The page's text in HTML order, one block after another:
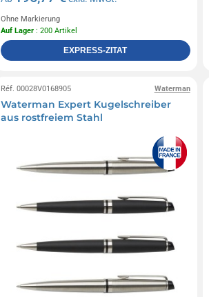
Ohne Markierung
Auf Lager : 200 Artikel
EXPRESS-ZITAT
Waterman
Réf. 00028V0168905
Waterman Expert Kugelschreiber
aus rostfreiem Stahl